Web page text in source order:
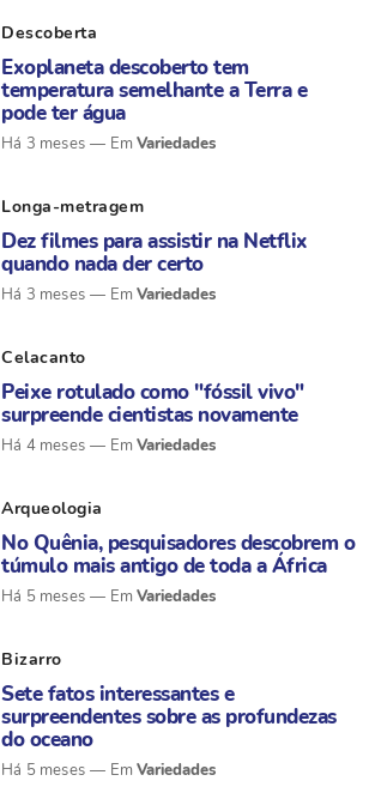
Descoberta
Exoplaneta descoberto tem
temperatura semelhante a Terra e
pode ter água
Há 3 meses Variedades
Longa-metragem
Dez filmes para assistir na Netflix
quando nada der certo
Há 3 meses Variedades
Celacanto
Peixe rotulado como "fóssil vivo"
surpreende cientistas novamente
Há 4 meses Variedades
Arqueologia
No Quênia, pesquisadores descobrem o
túmulo mais antigo de toda a África
Há 5 meses Variedades
Bizarro
Sete fatos interessantes e
surpreendentes sobre as profundezas
do oceano
Há 5 meses Variedades